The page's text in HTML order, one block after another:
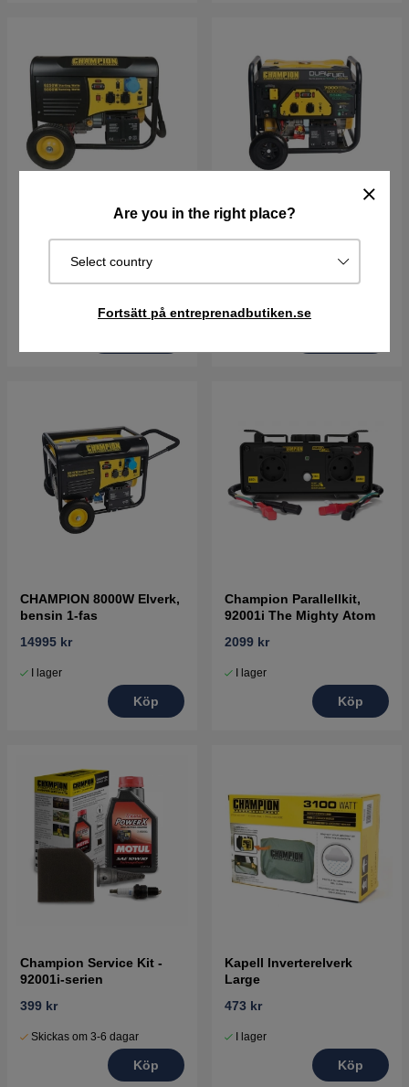
Are you in the right place?
Select country
Fortsätt på entreprenadbutiken.se
CHAMPION 5500W
FJÄRRSTART, BENSIN
10995 kr
CHAMPION 7000W DUAL
ELEKTRISK START
Slutsåld
CHAMPION 8000W Elverk,
bensin 1-fas
14995 kr
I lager
Köp
Champion Parallellkit,
92001i The Mighty Atom
2099 kr
I lager
Köp
Champion Service Kit -
92001i-serien
399 kr
Skickas om 3-6 dagar
Köp
Kapell Inverterelverk
Large
473 kr
I lager
Köp